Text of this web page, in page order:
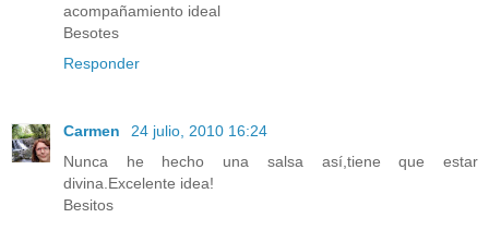
acompañamiento ideal
Besotes
Responder
Carmen
24 julio, 2010 16:24
Nunca he hecho una salsa así,tiene que estar
divina.Excelente idea!
Besitos